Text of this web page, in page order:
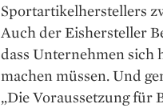
Sportartikelherstellers
Auch der Eishersteller
dass Unternehmen sich
machen müssen. Und
„Die Voraussetzung für